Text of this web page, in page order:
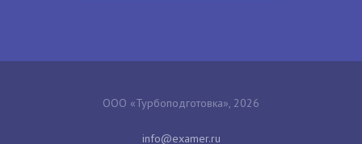
ООО «Турбоподготовка», 2026